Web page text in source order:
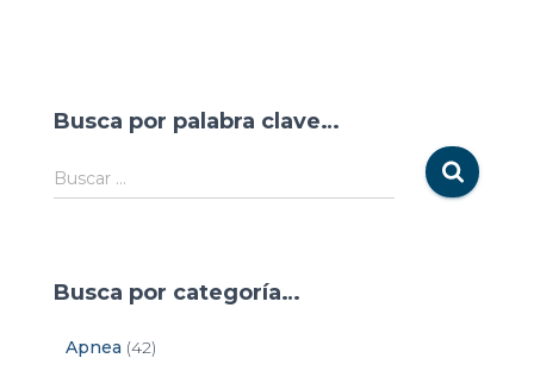
Busca por palabra clave…
Buscar …
Busca por categoría…
Apnea (42)